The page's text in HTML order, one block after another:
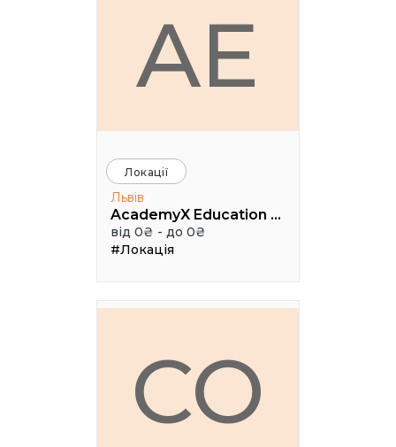
AE
Локації
Львів
AcademyX Education Hub
від 0₴ - до 0₴
#Локація
CO